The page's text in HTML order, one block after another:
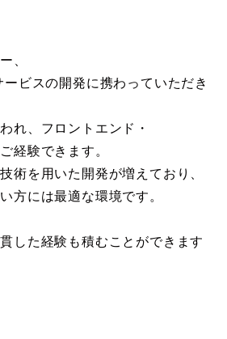
、
ビスの開発に携わっていただき
れ、フロントエンド・
経験できます。
術を用いた開発が増えており、
方には最適な環境です。
した経験も積むことができます